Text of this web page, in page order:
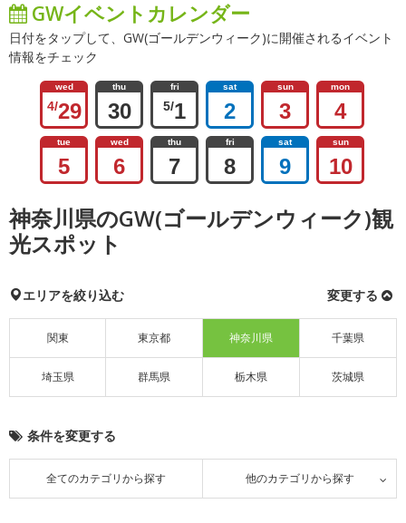
GWイベントカレンダー
日付をタップして、GW(ゴールデンウィーク)に開催されるイベント
情報をチェック
wed
4/29
thu
30
fri
5/1
sat
2
sun
3
mon
4
tue
5
wed
6
thu
7
fri
8
sat
9
sun
10
神奈川県のGW(ゴールデンウィーク)観
光スポット
エリアを絞り込む 変更する
関東 東京都 神奈川県 千葉県
埼玉県 群馬県 栃木県 茨城県
条件を変更する
全てのカテゴリから探す 他のカテゴリから探す